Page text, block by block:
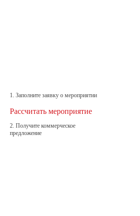
1. Заполните заявку о мероприятии
Рассчитать мероприятие
2. Получите коммерческое
предложение